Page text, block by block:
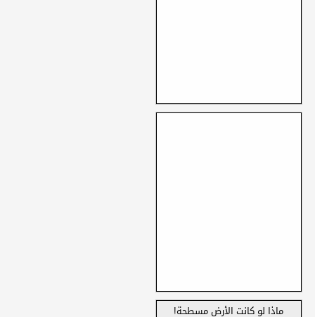
ماذا لو كانت الأرض مسطحة!